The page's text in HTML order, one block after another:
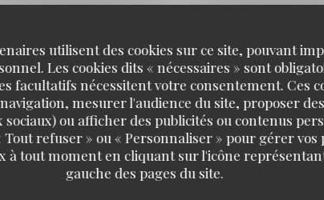
utilisent des cookies sur ce site, pouvant
Les cookies dits « nécessaires » sont
facultatifs nécessitent votre consentement. Ces
mesurer l'audience du site, proposer
sociaux) ou afficher des publicités ou contenus
Tout refuser » ou « Personnaliser » pour gérer vos
à tout moment en cliquant sur l'icône
gauche des pages du site.
Maxime Colin